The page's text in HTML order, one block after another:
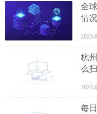
全
情
2023-
杭
么
2023-
每